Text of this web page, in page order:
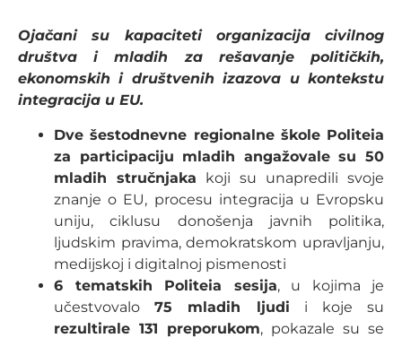
Ojačani su kapaciteti organizacija civilnog
društva i mladih za rešavanje političkih,
ekonomskih i društvenih izazova u kontekstu
integracija u EU.
Dve šestodnevne regionalne škole Politeia
za participaciju mladih angažovale su 50
mladih stručnjaka koji su unapredili svoje
znanje o EU, procesu integracija u Evropsku
uniju, ciklusu donošenja javnih politika,
ljudskim pravima, demokratskom upravljanju,
medijskoj i digitalnoj pismenosti
6 tematskih Politeia sesija, u kojima je
učestvovalo75 mladih ljudi i koje su
rezultirale 131 preporukom, pokazale su se